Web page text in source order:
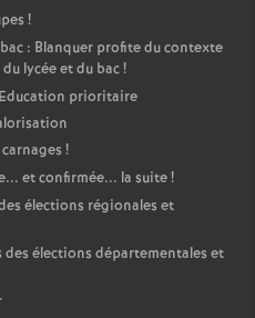
!
: Blanquer profite du contexte
lycée et du bac!
prioritaire
!
et confirmée... la suite!
élections régionales et
élections départementales et